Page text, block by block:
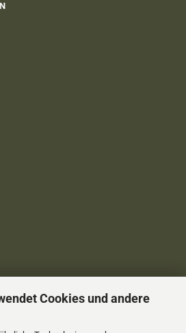
Cookies und andere